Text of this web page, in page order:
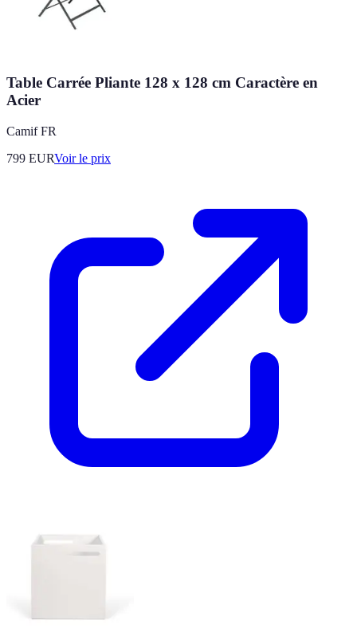
Table Carrée Pliante 128 x 128 cm Caractère en
Acier
Camif FR
799 EURVoir le prix